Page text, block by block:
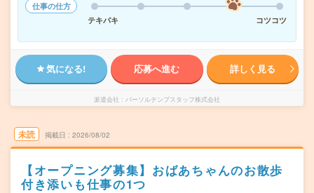
仕事の仕方
テキパキ
コツコツ
気になる! 応募へ進む 詳しく見る
派遣会社 パーソルテンプスタッフ株式会社
未読 掲載日 2026/08/02
【オープニング募集】おばあちゃんのお散歩
付き添いも仕事の1つ